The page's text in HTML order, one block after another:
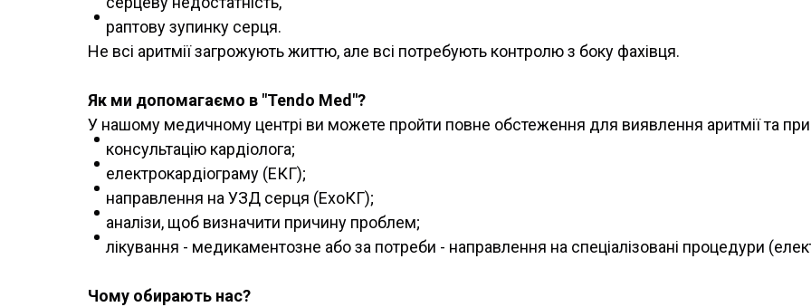
раптову зупинку серця.
Не всі аритмії загрожують життю, але всі потребують контролю з боку фахівця.
Як ми допомагаємо в "Tendo Med"?
У нашому медичному центрі ви можете пройти повне обстеження для виявлення аритмії та
консультацію кардіолога;
електрокардіограму (ЕКГ);
направлення на УЗД серця (ЕхоКГ);
аналізи, щоб визначити причину проблем;
лікування - медикаментозне або за потреби - направлення на спеціалізовані процедури
Чому обирають нас?